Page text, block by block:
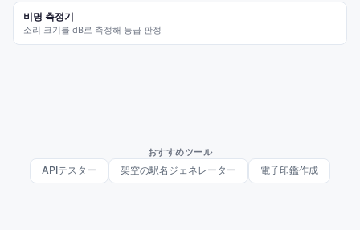
비명 측정기
소리 크기를 dB로 측정해 등급 판정
おすすめツール
APIテスター 架空の駅名ジェネレーター 電子印鑑作成